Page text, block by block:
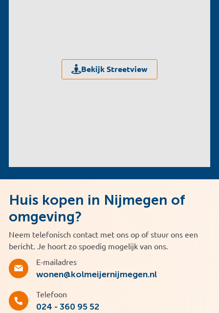
Bekijk Streetview
Huis kopen in Nijmegen of
omgeving?
Neem telefonisch contact met ons op of stuur ons een
bericht. Je hoort zo spoedig mogelijk van ons.
E-mailadres
wonen@kolmeijernijmegen.nl
Telefoon
024 - 360 95 52